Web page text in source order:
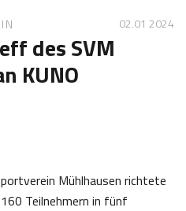
a
o
02.01 2024
des SVM
KUNO
Mühlhausen richtete
Teilnehmern in fünf